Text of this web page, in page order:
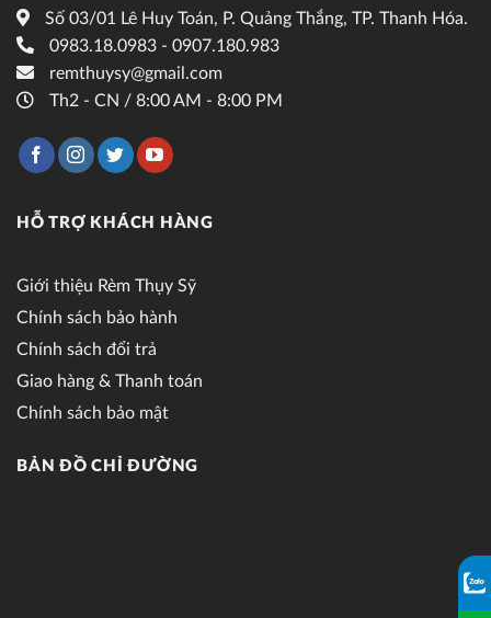
Số 03/01 Lê Huy Toán, P. Quảng Thắng, TP. Thanh Hóa.
0983.18.0983 - 0907.180.983
remthuysy@gmail.com
Th2 - CN / 8:00 AM - 8:00 PM
HỖ TRỢ KHÁCH HÀNG
Giới thiệu Rèm Thụy Sỹ
Chính sách bảo hành
Chính sách đổi trả
Giao hàng & Thanh toán
Chính sách bảo mật
BẢN ĐỒ CHỈ ĐƯỜNG